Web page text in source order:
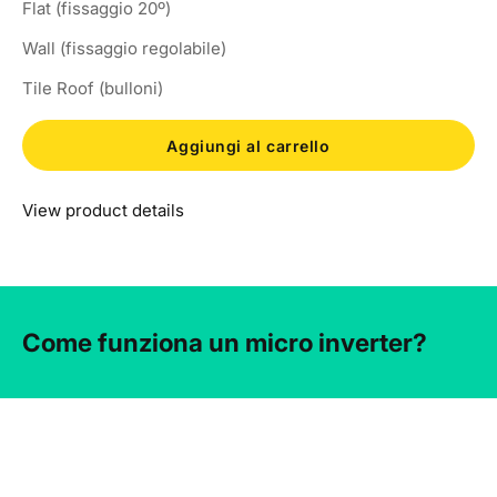
Flat (fissaggio 20º)
Wall (fissaggio regolabile)
Tile Roof (bulloni)
Aggiungi al carrello
View product details
Come funziona un micro inverter?